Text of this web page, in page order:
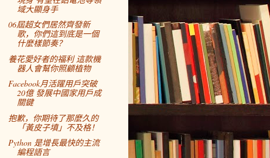
域大顯身手
06屆超女們居然齊發新
歌，你們這到底是一個
什麼樣節奏？
養花愛好者的福利 這款機
器人會幫你照顧植物
Facebook月活躍用戶突破
20億 發展中國家用戶成
關鍵
抱歉，你期待了那麼久的
「黃皮子墳」不及格！
Python 是增長最快的主流
編程語言